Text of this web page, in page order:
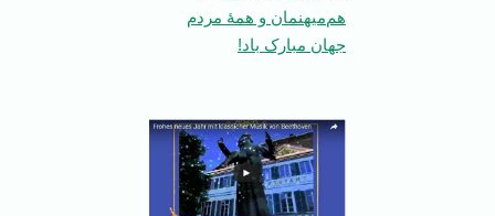
هم‌میهنمان و همۀ مردم
جهان مبارک باد!